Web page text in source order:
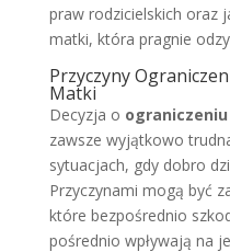
praw rodzicielskich oraz
matki, która pragnie
Przyczyny
Matki
Decyzja o
zawsze wyjątkowo
sytuacjach, gdy dobro
Przyczynami mogą być
które bezpośrednio
pośrednio wpływają na